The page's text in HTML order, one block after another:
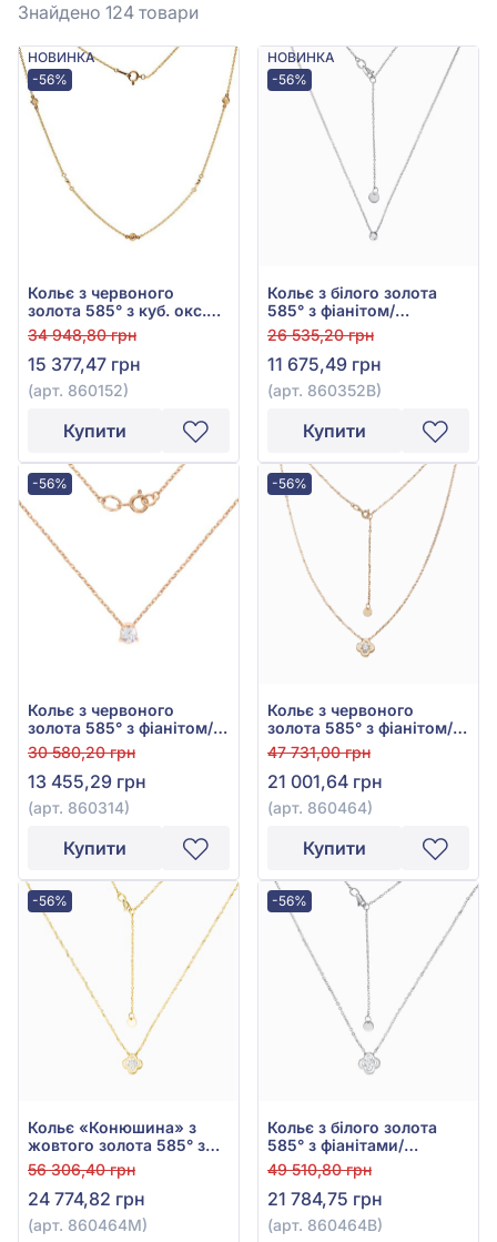
Знайдено 124 товари
НОВИНКА
-56%
Кольє з червоного
золота 585° з куб. окс.
цирконію, арт. 860152
34 948,80 грн
15 377,47 грн
(арт. 860152)
Купити
НОВИНКА
-56%
Кольє з білого золота
585° з фіанітом/
куб.цирконієм, арт.
860352В
26 535,20 грн
11 675,49 грн
(арт. 860352В)
Купити
-56%
Кольє з червоного
золота 585° з фіанітом/
куб.цирконієм, арт.
860314
30 580,20 грн
13 455,29 грн
(арт. 860314)
Купити
-56%
Кольє з червоного
золота 585° з фіанітом/
куб.цирконієм, арт.
860464
47 731,00 грн
21 001,64 грн
(арт. 860464)
Купити
-56%
Кольє «Конюшина» з
жовтого золота 585° з
фіанітом/куб.цирконієм,
арт. 860464М
56 306,40 грн
24 774,82 грн
(арт. 860464М)
-56%
Кольє з білого золота
585° з фіанітами/
куб.цирконієм, арт.
860464В
49 510,80 грн
21 784,75 грн
(арт. 860464В)